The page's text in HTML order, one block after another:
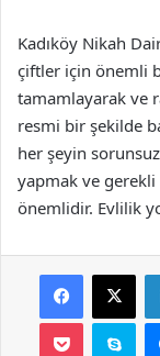
Kadıköy Nikah
çiftler için önemli
tamamlayarak ve
resmi bir şekilde
her şeyin
yapmak ve
önemlidir. Evlilik
Facebook
X
Pocket